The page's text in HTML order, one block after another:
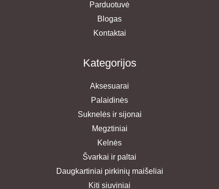
Parduotuvė
Blogas
Kontaktai
Kategorijos
Aksesuarai
Palaidinės
Suknelės ir sijonai
Megztiniai
Kelnės
Švarkai ir paltai
Daugkartiniai pirkinių maišeliai
Kiti siuviniai